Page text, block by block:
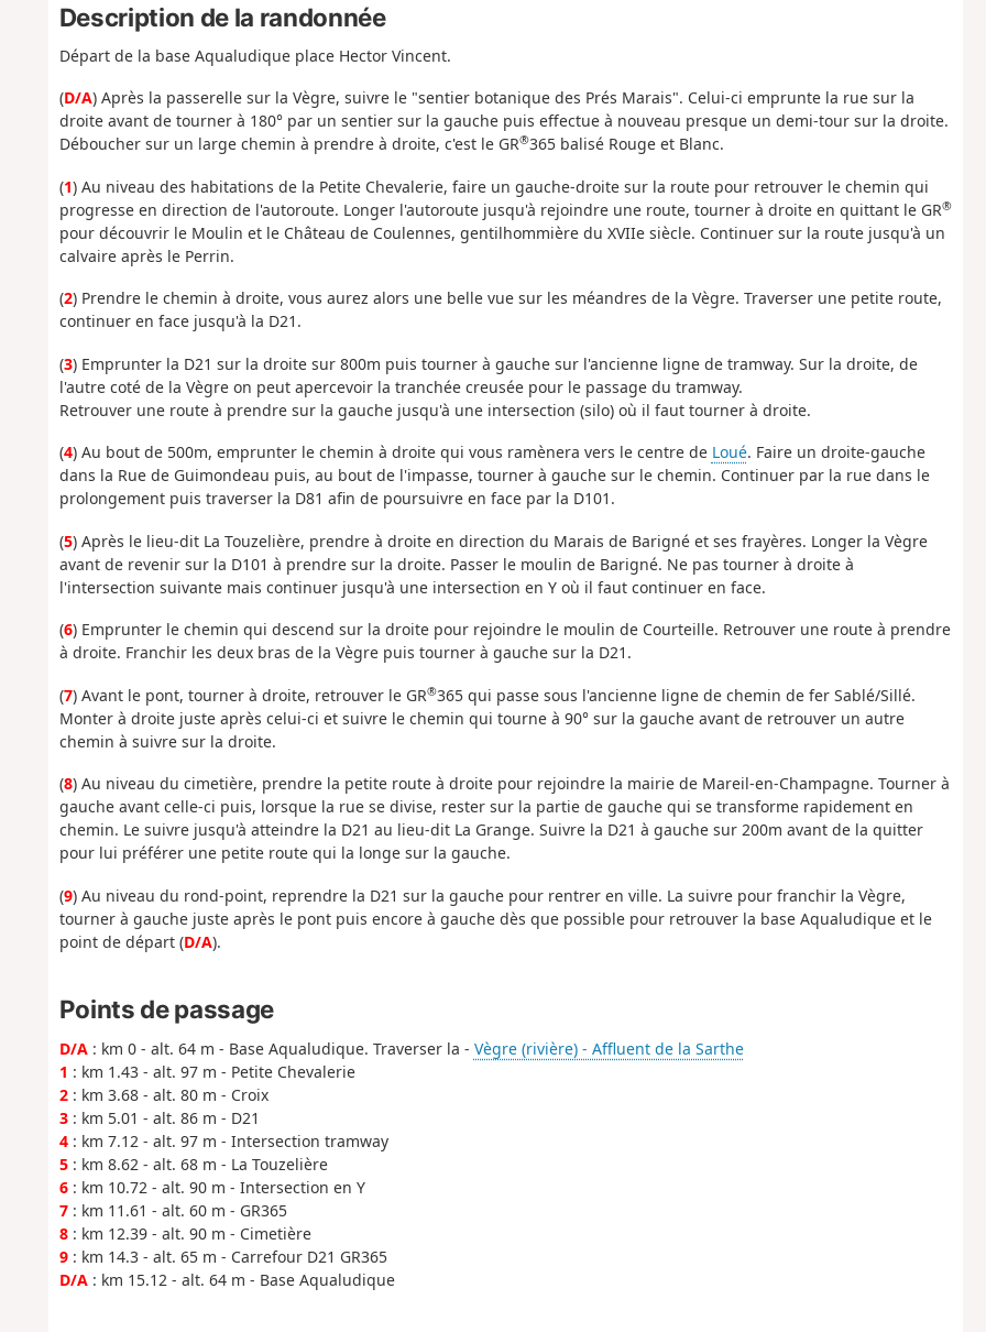
Description de la randonnée
Départ de la base Aqualudique place Hector Vincent.
(D/A) Après la passerelle sur la Vègre, suivre le "sentier botanique des Prés Marais". Celui-ci emprunte la rue sur la
droite avant de tourner à 180° par un sentier sur la gauche puis effectue à nouveau presque un demi-tour sur la droite.
Déboucher sur un large chemin à prendre à droite, c'est le GR®365 balisé Rouge et Blanc.
(1) Au niveau des habitations de la Petite Chevalerie, faire un gauche-droite sur la route pour retrouver le chemin qui
progresse en direction de l'autoroute. Longer l'autoroute jusqu'à rejoindre une route, tourner à droite en quittant le GR®
pour découvrir le Moulin et le Château de Coulennes, gentilhommière du XVIIe siècle. Continuer sur la route jusqu'à un
calvaire après le Perrin.
(2) Prendre le chemin à droite, vous aurez alors une belle vue sur les méandres de la Vègre. Traverser une petite route,
continuer en face jusqu'à la D21.
(3) Emprunter la D21 sur la droite sur 800m puis tourner à gauche sur l'ancienne ligne de tramway. Sur la droite, de
l'autre coté de la Vègre on peut apercevoir la tranchée creusée pour le passage du tramway.
Retrouver une route à prendre sur la gauche jusqu'à une intersection (silo) où il faut tourner à droite.
(4) Au bout de 500m, emprunter le chemin à droite qui vous ramènera vers le centre de Loué. Faire un droite-gauche
dans la Rue de Guimondeau puis, au bout de l'impasse, tourner à gauche sur le chemin. Continuer par la rue dans le
prolongement puis traverser la D81 afin de poursuivre en face par la D101.
(5) Après le lieu-dit La Touzelière, prendre à droite en direction du Marais de Barigné et ses frayères. Longer la Vègre
avant de revenir sur la D101 à prendre sur la droite. Passer le moulin de Barigné. Ne pas tourner à droite à
l'intersection suivante mais continuer jusqu'à une intersection en Y où il faut continuer en face.
(6) Emprunter le chemin qui descend sur la droite pour rejoindre le moulin de Courteille. Retrouver une route à prendre
à droite. Franchir les deux bras de la Vègre puis tourner à gauche sur la D21.
(7) Avant le pont, tourner à droite, retrouver le GR®365 qui passe sous l'ancienne ligne de chemin de fer Sablé/Sillé.
Monter à droite juste après celui-ci et suivre le chemin qui tourne à 90° sur la gauche avant de retrouver un autre
chemin à suivre sur la droite.
(8) Au niveau du cimetière, prendre la petite route à droite pour rejoindre la mairie de Mareil-en-Champagne. Tourner à
gauche avant celle-ci puis, lorsque la rue se divise, rester sur la partie de gauche qui se transforme rapidement en
chemin. Le suivre jusqu'à atteindre la D21 au lieu-dit La Grange. Suivre la D21 à gauche sur 200m avant de la quitter
pour lui préférer une petite route qui la longe sur la gauche.
(9) Au niveau du rond-point, reprendre la D21 sur la gauche pour rentrer en ville. La suivre pour franchir la Vègre,
tourner à gauche juste après le pont puis encore à gauche dès que possible pour retrouver la base Aqualudique et le
point de départ (D/A).
Points de passage
D/A: km 0 - alt. 64 m - Base Aqualudique. Traverser la - Vègre (rivière) - Affluent de la Sarthe
1 : km 1.43 - alt. 97 m - Petite Chevalerie
2: km 3.68 - alt. 80 m - Croix
3: km 5.01 - alt. 86 m - D21
4: km 7.12 - alt. 97 m - Intersection tramway
5: km 8.62 - alt. 68 m - La Touzelière
6: km 10.72 - alt. 90 m - Intersection en Y
7: km 11.61 - alt. 60 m - GR365
8: km 12.39 - alt. 90 m - Cimetière
9: km 14.3 - alt. 65 m - Carrefour D21 GR365
D/A: km 15.12 - alt. 64 m - Base Aqualudique